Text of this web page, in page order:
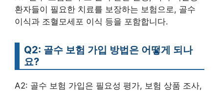
환자들이 필요한 치료를 보장하는 보험으로, 골수
이식과 조혈모세포 이식 등을 포함합니다.
Q2: 골수 보험 가입 방법은 어떻게 되나
요?
A2: 골수 보험 가입은 필요성 평가, 보험 상품 조사,